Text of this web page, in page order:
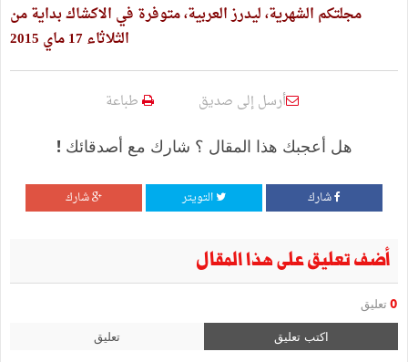
مجلتكم الشهرية، ليدرز العربية، متوفرة في الاكشاك بداية من
الثلاثاء 17 ماي 2015
أرسل إلى صديق طباعة
هل أعجبك هذا المقال ؟ شارك مع أصدقائك !
شارك التويتر شارك
أضف تعليق على هذا المقال
0 تعليق
اكتب تعليق تعليق